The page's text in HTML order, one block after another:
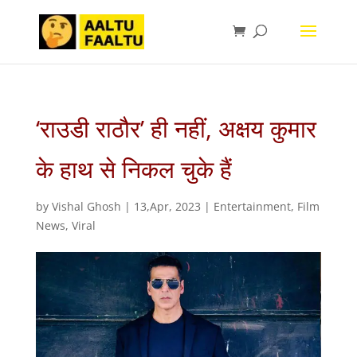
‘राउडी राठौर’ ही नहीं, अक्षय कुमार
के हाथ से निकल चुके हैं
by Vishal Ghosh | 13,Apr, 2023 | Entertainment, Film
News, Viral